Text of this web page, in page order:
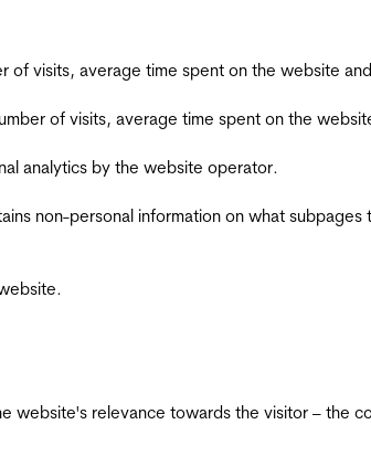
visits, average time spent on the website
of visits, average time spent on the
analytics by the website operator.
non-personal information on what
website's relevance towards the visitor – the